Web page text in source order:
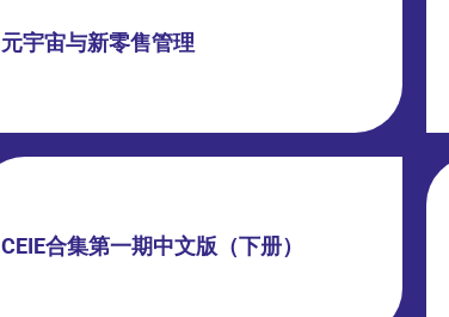
元宇宙与新零售管理
CEIE合集第一期中文版（下册）